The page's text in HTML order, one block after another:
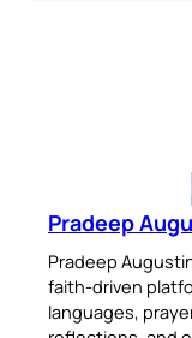
Pradeep
Pradeep
faith-driven
languages,